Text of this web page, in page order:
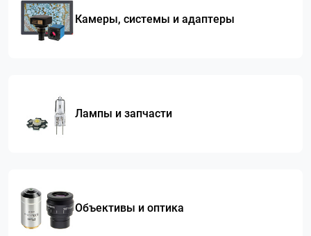
Камеры, системы и адаптеры
Лампы и запчасти
Объективы и оптика